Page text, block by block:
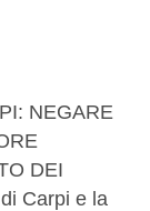
NEGARE
DEI
Carpi e la